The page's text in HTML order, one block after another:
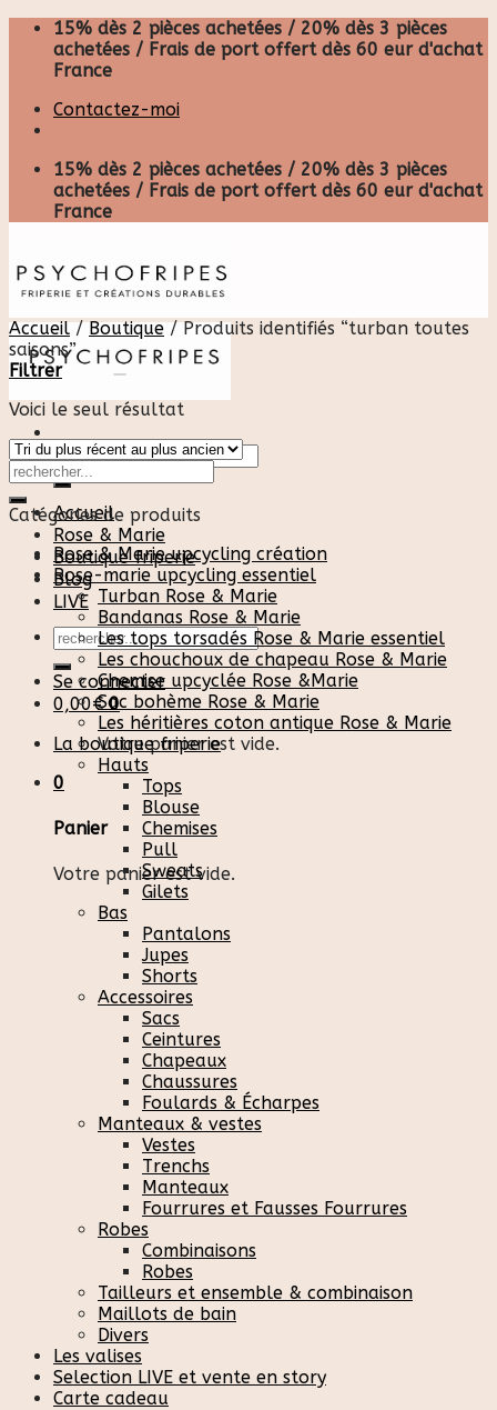
Skip
content
15% dès 2 pièces achetées / 20% dès 3 pièces
achetées / Frais de port offert dès 60 eur d'achat
France
Contactez-moi
15% dès 2 pièces achetées / 20% dès 3 pièces
achetées / Frais de port offert dès 60 eur d'achat
France
Recherche
pour :
Accueil
Rose & Marie
Boutique friperie
Blog
LIVE
Recherche
pour :
Se connecter
0,00€ 0
Votre panier est vide.
0
Panier
Votre panier est vide.
Accueil / Boutique /Produits identifiés “turban toutes
saisons”
Filtrer
Voici le seul résultat
Catégories de produits
Rose & Marie upcycling création
Rose-marie upcycling essentiel
Turban Rose & Marie
Bandanas Rose & Marie
Les tops torsadés Rose & Marie essentiel
Les chouchoux de chapeau Rose & Marie
Chemise upcyclée Rose &Marie
Sac bohème Rose & Marie
Les héritières coton antique Rose & Marie
La boutique friperie
Hauts
Tops
Blouse
Chemises
Pull
Sweats
Gilets
Bas
Pantalons
Jupes
Shorts
Accessoires
Sacs
Ceintures
Chapeaux
Chaussures
Foulards & Écharpes
Manteaux & vestes
Vestes
Trenchs
Manteaux
Fourrures et Fausses Fourrures
Robes
Combinaisons
Robes
Tailleurs et ensemble & combinaison
Maillots de bain
Divers
Les valises
Selection LIVE et vente en story
Carte cadeau